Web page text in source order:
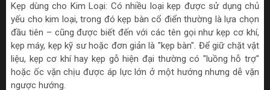
Kẹp dùng cho Kim Loại: Có nhiều loại kẹp được sử dụng chủ
yếu cho kim loại, trong đó kẹp bàn cổ điển thường là lựa chọn
đầu tiên – cũng được biết đến với các tên gọi như kẹp cơ khí,
kẹp máy, kẹp kỹ sư hoặc đơn giản là "kẹp bàn". Để giữ chặt vật
liệu, kẹp cơ khí hay kẹp gỗ hiện đại thường có "luồng hỗ trợ"
hoặc ốc vặn chịu được áp lực lớn ở một hướng nhưng dễ vặn
ngược hướng.